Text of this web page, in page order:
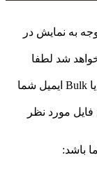
به نمایش در
شد لطفا
ممکن است ایمیل ارسالی به پوشه اسپم یا Bulk ایمیل شما
مورد نظر
باشد: